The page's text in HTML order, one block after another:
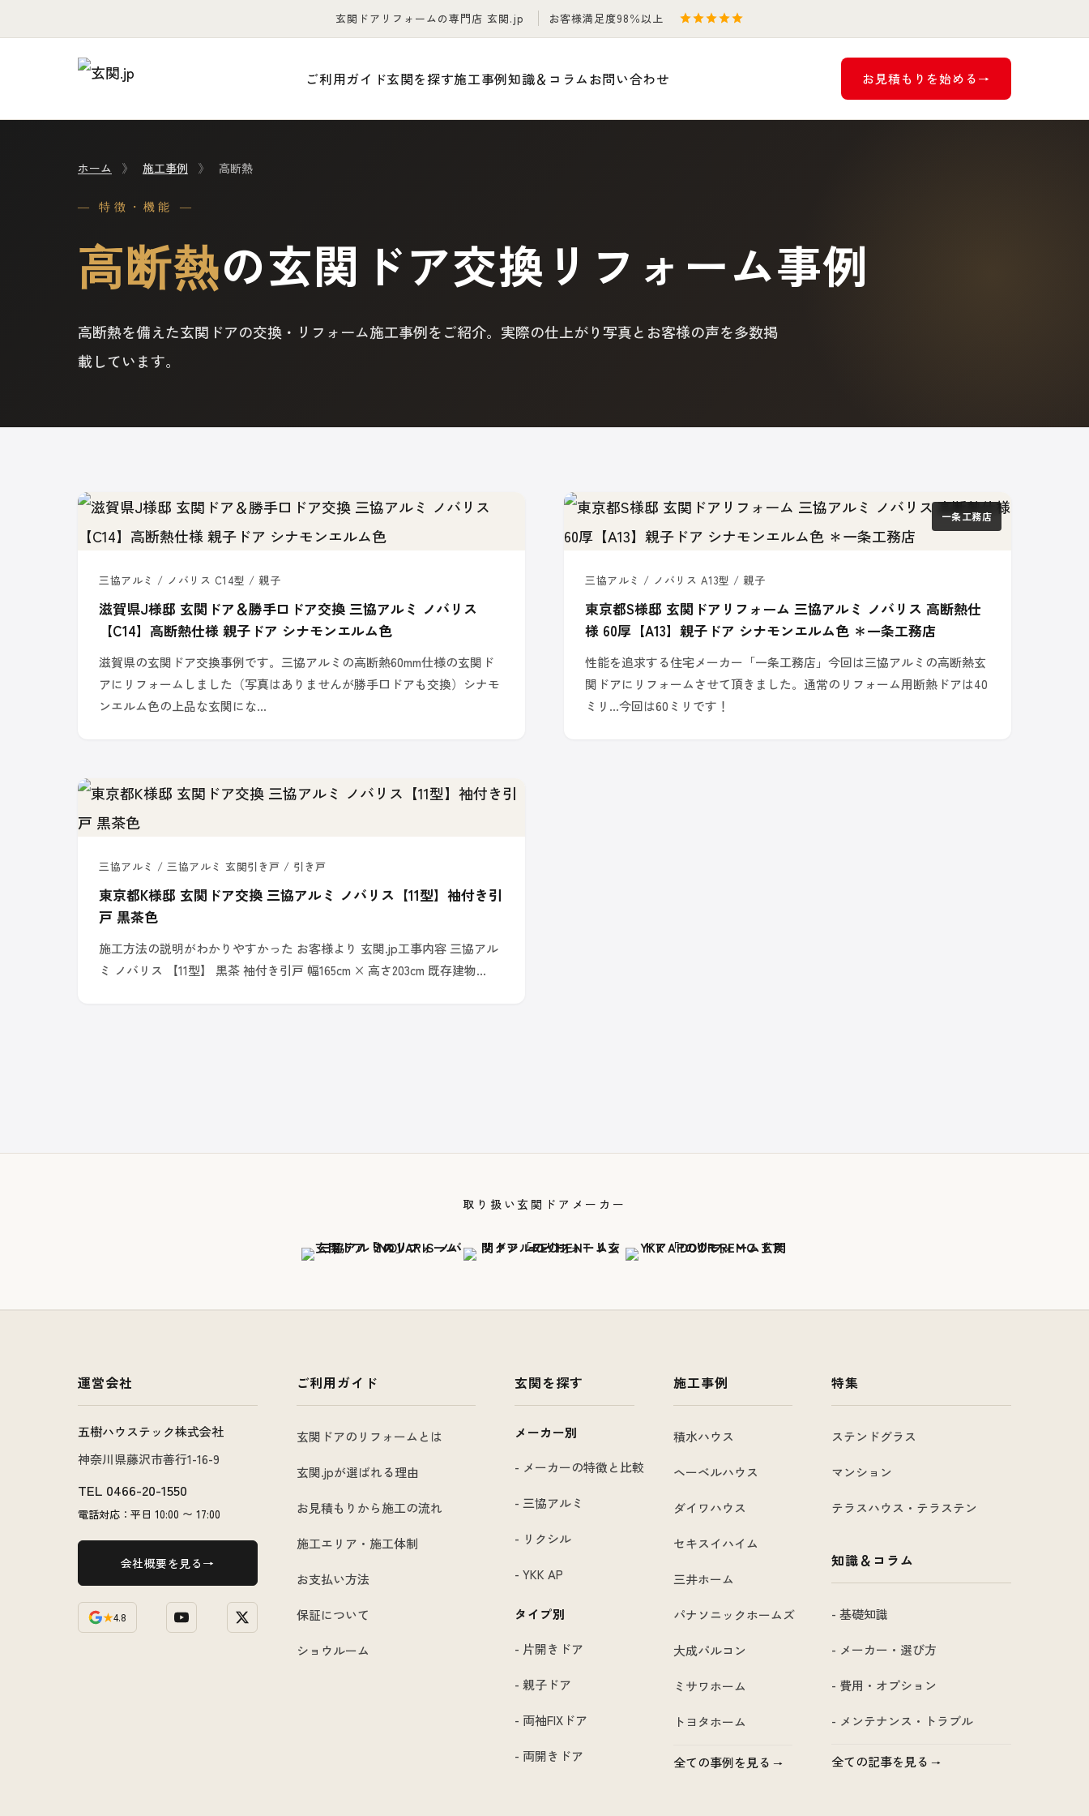
玄関ドアリフォームの専門店 玄関.jp お客様満足度98％以上
ご利用ガイド玄関を探す施工事例知識＆コラムお問い合わせ お見積もりを始める
ホーム 》 施工事例 》 高断熱
— 特徴・機能 —
高断熱の玄関ドア交換リフォーム事例
高断熱を備えた玄関ドアの交換・リフォーム施工事例をご紹介。実際の仕上がり写真とお客様の声を多数掲
載しています。
三協アルミ / ノバリス C14型 / 親子
滋賀県J様邸 玄関ドア＆勝手口ドア交換 三協アルミ ノバリス
【C14】高断熱仕様 親子ドア シナモンエルム色
滋賀県の玄関ドア交換事例です。三協アルミの高断熱60mm仕様の玄関ド
アにリフォームしました（写真はありませんが勝手口ドアも交換）シナモ
ンエルム色の上品な玄関にな…
一条工務店
三協アルミ / ノバリス A13型 / 親子
東京都S様邸 玄関ドアリフォーム 三協アルミ ノバリス 高断熱仕
様 60厚【A13】親子ドア シナモンエルム色 ＊一条工務店
性能を追求する住宅メーカー「一条工務店」今回は三協アルミの高断熱玄
関ドアにリフォームさせて頂きました。通常のリフォーム用断熱ドアは40
ミリ…今回は60ミリです！
三協アルミ / 三協アルミ 玄関引き戸 / 引き戸
東京都K様邸 玄関ドア交換 三協アルミ ノバリス【11型】袖付き引
戸 黒茶色
施工方法の説明がわかりやすかった お客様より 玄関.jp工事内容 三協アル
ミ ノバリス 【11型】 黒茶 袖付き引戸 幅165cm × 高さ203cm 既存建物…
取り扱い玄関ドアメーカー
運営会社
五樹ハウステック株式会社
神奈川県藤沢市善行1-16-9
TEL 0466-20-1550
電話対応：平日 10:00 〜 17:00
会社概要を見る
★4.8
ご利用ガイド
玄関ドアのリフォームとは
玄関.jpが選ばれる理由
お見積もりから施工の流れ
施工エリア・施工体制
お支払い方法
保証について
ショウルーム
玄関を探す
メーカー別
- メーカーの特徴と比較
- 三協アルミ
- リクシル
- YKK AP
タイプ別
- 片開きドア
- 親子ドア
- 両袖FIXドア
- 両開きドア
施工事例
積水ハウス
ヘーベルハウス
ダイワハウス
セキスイハイム
三井ホーム
パナソニックホームズ
大成パルコン
ミサワホーム
トヨタホーム
全ての事例を見る
特集
ステンドグラス
マンション
テラスハウス・テラステン
知識＆コラム
- 基礎知識
- メーカー・選び方
- 費用・オプション
- メンテナンス・トラブル
全ての記事を見る